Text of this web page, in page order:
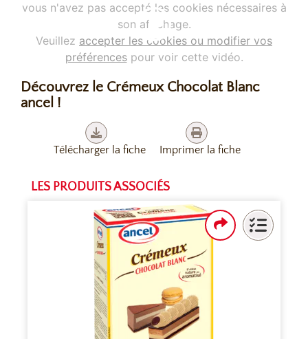
vous n'avez pas accepté les cookies nécessaires à
son affichage.
Veuillez accepter les cookies ou modifier vos
préférencespour voir cette vidéo.
Découvrez le Crémeux Chocolat Blanc
ancel !
Télécharger la fiche Imprimer la fiche
LES PRODUITS ASSOCIÉS